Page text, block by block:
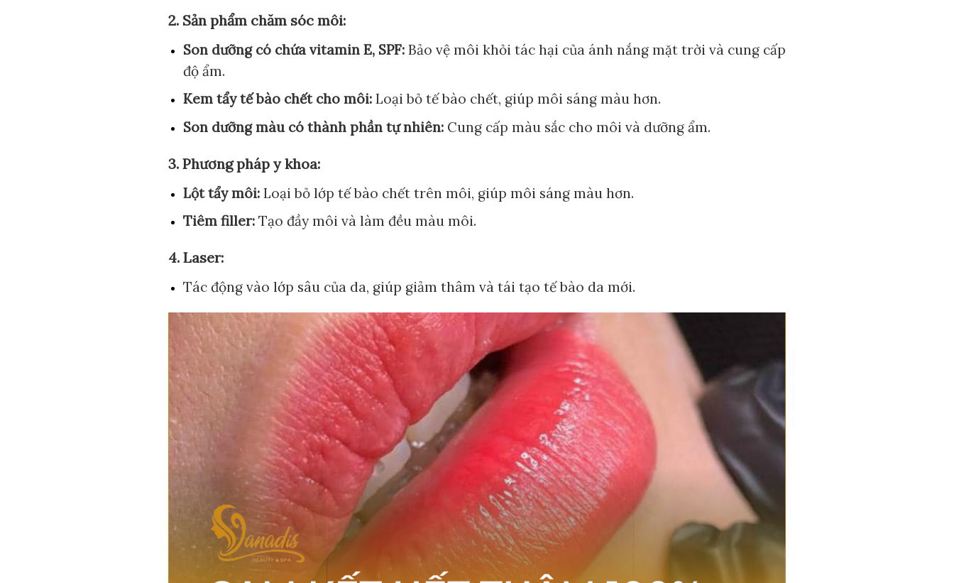
2. Sản phẩm chăm sóc môi:
Son dưỡng có chứa vitamin E, SPF:Bảo vệ môi khỏi tác hại của ánh nắng mặt trời và cung cấp
độ ẩm.
Kem tẩy tế bào chết cho môi:Loại bỏ tế bào chết, giúp môi sáng màu hơn.
Son dưỡng màu có thành phần tự nhiên:Cung cấp màu sắc cho môi và dưỡng ẩm.
3. Phương pháp y khoa:
Lột tẩy môi:Loại bỏ lớp tế bào chết trên môi, giúp môi sáng màu hơn.
Tiêm filler:Tạo đầy môi và làm đều màu môi.
4. Laser:
Tác động vào lớp sâu của da, giúp giảm thâm và tái tạo tế bào da mới.